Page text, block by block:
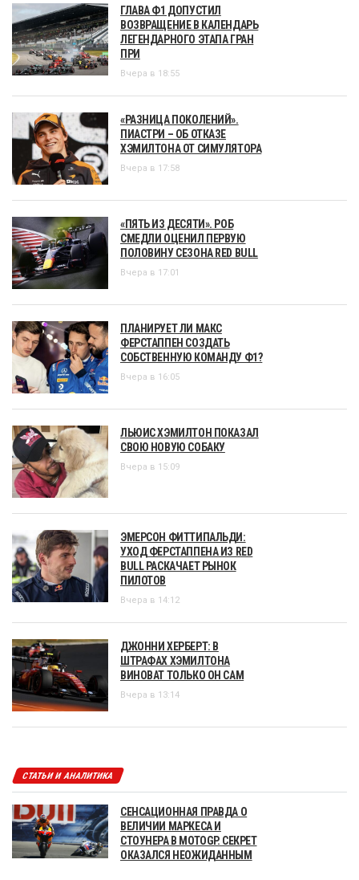
ГЛАВА Ф1 ДОПУСТИЛ
ВОЗВРАЩЕНИЕ В КАЛЕНДАРЬ
ЛЕГЕНДАРНОГО ЭТАПА ГРАН
ПРИ
Вчера в 18:55
«РАЗНИЦА ПОКОЛЕНИЙ».
ПИАСТРИ – ОБ ОТКАЗЕ
ХЭМИЛТОНА ОТ СИМУЛЯТОРА
Вчера в 17:58
«ПЯТЬ ИЗ ДЕСЯТИ». РОБ
СМЕДЛИ ОЦЕНИЛ ПЕРВУЮ
ПОЛОВИНУ СЕЗОНА RED BULL
Вчера в 17:01
ПЛАНИРУЕТ ЛИ МАКС
ФЕРСТАППЕН СОЗДАТЬ
СОБСТВЕННУЮ КОМАНДУ Ф1?
Вчера в 16:05
ЛЬЮИС ХЭМИЛТОН ПОКАЗАЛ
СВОЮ НОВУЮ СОБАКУ
Вчера в 15:09
ЭМЕРСОН ФИТТИПАЛЬДИ:
УХОД ФЕРСТАППЕНА ИЗ RED
BULL РАСКАЧАЕТ РЫНОК
ПИЛОТОВ
Вчера в 14:12
ДЖОННИ ХЕРБЕРТ: В
ШТРАФАХ ХЭМИЛТОНА
ВИНОВАТ ТОЛЬКО ОН САМ
Вчера в 13:14
СТАТЬИ И АНАЛИТИКА
СЕНСАЦИОННАЯ ПРАВДА О
ВЕЛИЧИИ МАРКЕСА И
СТОУНЕРА В MOTOGP. СЕКРЕТ
ОКАЗАЛСЯ НЕОЖИДАННЫМ